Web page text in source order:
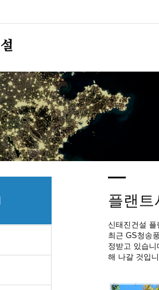
플랜
신태진건설
최근 GS청송
정받고 있습
해 나갈 것입